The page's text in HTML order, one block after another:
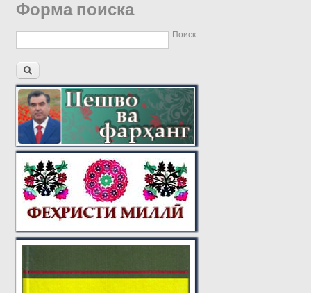
Форма поиска
Поиск